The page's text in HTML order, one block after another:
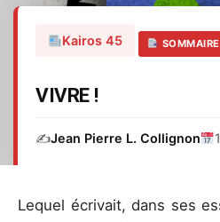
Kairos 45 SOMMAIRE
VIVRE !
✍️Jean Pierre L. Collignon
Lequel écrivait, dans ses